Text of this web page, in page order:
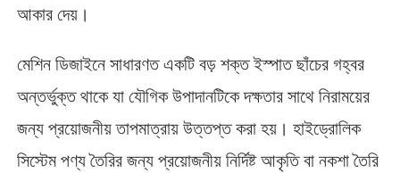
আকার দেয়।
মেশিন ডিজাইনে সাধারণত একটি বড় শক্ত ইস্পাত ছাঁচের গহ্বর
অন্তর্ভুক্ত থাকে যা যৌগিক উপাদানটিকে দক্ষতার সাথে নিরাময়ের
জন্য প্রয়োজনীয় তাপমাত্রায় উত্তপ্ত করা হয়। হাইড্রোলিক
সিস্টেম পণ্য তৈরির জন্য প্রয়োজনীয় নির্দিষ্ট আকৃতি বা নকশা তৈরি